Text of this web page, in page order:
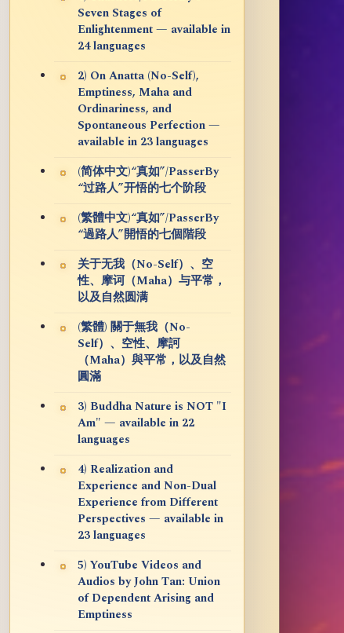
Seven Stages of
Enlightenment — available in
24 languages
2) On Anatta (No-Self),
Emptiness, Maha and
Ordinariness, and
Spontaneous Perfection —
available in 23 languages
(简体中文)“真如”/PasserBy
“过路人”开悟的七个阶段
(繁體中文)“真如”/PasserBy
“過路人”開悟的七個階段
关于无我（No-Self）、空
性、摩诃（Maha）与平常，
以及自然圆满
(繁體) 關于無我（No-
Self）、空性、摩訶
（Maha）與平常，以及自然
圓滿
3) Buddha Nature is NOT "I
Am" — available in 22
languages
4) Realization and
Experience and Non-Dual
Experience from Different
Perspectives — available in
23 languages
5) YouTube Videos and
Audios by John Tan: Union
of Dependent Arising and
Emptiness